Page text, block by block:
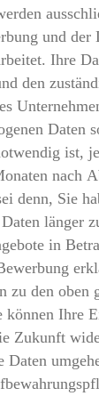
und der
Ihre
den
Daten
ist,
nach
denn, Sie
länger
in
zu den oben
können Ihre
Zukunft